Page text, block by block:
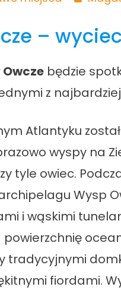
–
będzie
z
Atlantyku
wyspy na
tyle owiec.
Wysp
i wąskimi
tradycyjnymi
fiordami.